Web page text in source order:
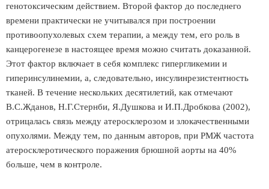
генотоксическим действием. Второй фактор до последнего
времени практически не учитывался при построении
противоопухолевых схем терапии, а между тем, его роль в
канцерогенезе в настоящее время можно считать доказанной.
Этот фактор включает в себя комплекс гипергликемии и
гиперинсулинемии, а, следовательно, инсулинрезистентность
тканей. В течение нескольких десятилетий, как отмечают
В.С.Жданов, Н.Г.Стернби, Я.Душкова и И.П.Дробкова (2002),
отрицалась связь между атеросклерозом и злокачественными
опухолями. Между тем, по данным авторов, при РМЖ частота
атеросклеротического поражения брюшной аорты на 40%
больше, чем в контроле.